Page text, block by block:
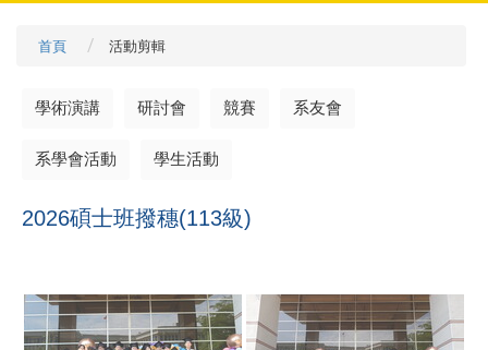
首頁 活動剪輯
學術演講 研討會 競賽 系友會
系學會活動 學生活動
2026碩士班撥穗(113級)